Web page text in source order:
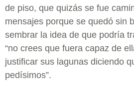
de piso, que quizás se fue
mensajes porque se quedó sin
sembrar la idea de que podría
“no crees que fuera capaz de
justificar sus lagunas diciendo
pedísimos”.